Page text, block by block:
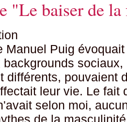
"Le baiser de
Manuel Puig
backgrounds
différents, pouvaient
leur vie. Le fait
selon moi,
de la